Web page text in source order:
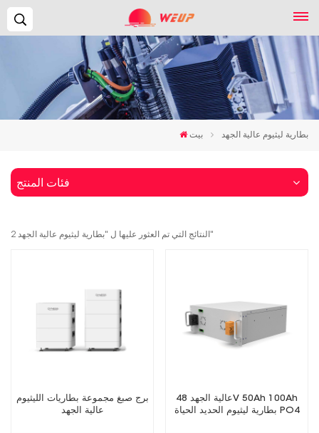
بيت بطارية ليثيوم عالية الجهد
فئات المنتج
2 النتائج التي تم العثور عليها ل "بطارية ليثيوم عالية الجهد"
برج صبغ مجموعة بطاريات الليثيوم
عالية الجهد
عالية الجهد 48V 50Ah 100Ah
بطارية ليثيوم الحديد الحياة PO4